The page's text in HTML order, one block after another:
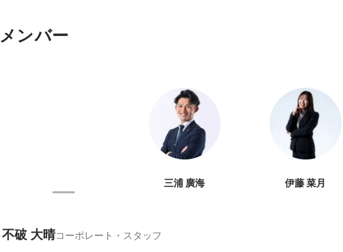
メンバー
三浦 廣海 伊藤 菜月
不破 大晴コーポレート・スタッフ